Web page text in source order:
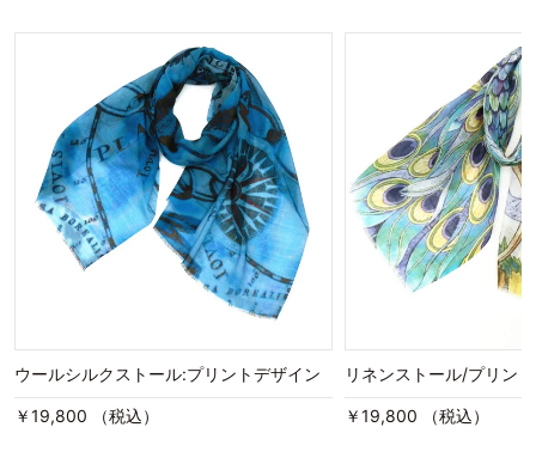
ウールシルクストール:プリントデザイン
￥19,800 （税込）
リネンストール/プリン
￥19,800 （税込）